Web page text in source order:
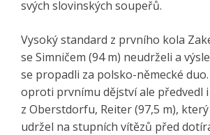
svých slovinských soupeřů.
Vysoký standard z prvního kola
se Simničem (94 m) neudrželi a
se propadli za polsko-německé
oproti prvnímu dějství ale předvedl
z Oberstdorfu, Reiter (97,5 m),
udržel na stupních vítězů před